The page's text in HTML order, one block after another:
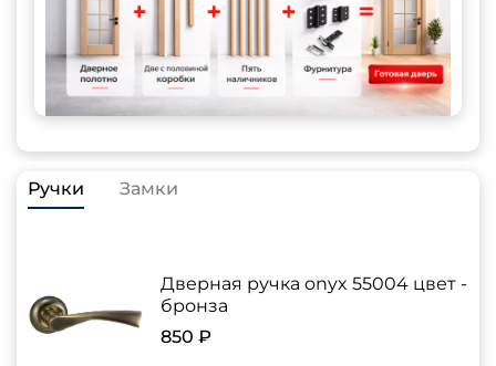
Ручки Замки
Дверная ручка onyx 55004 цвет -
бронза
850 ₽